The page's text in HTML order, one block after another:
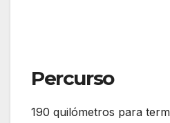
Percurso
190 quilómetros para